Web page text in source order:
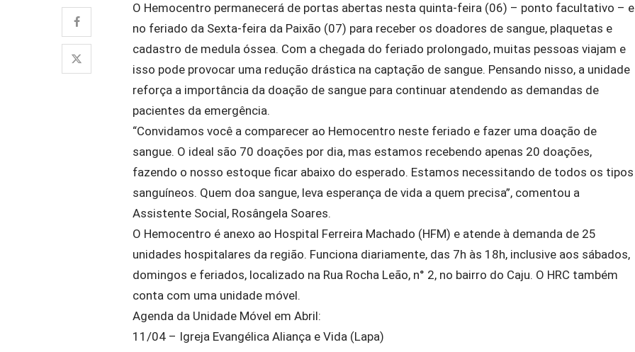
O Hemocentro permanecerá de portas abertas nesta quinta-feira (06) – ponto facultativo – e
no feriado da Sexta-feira da Paixão (07) para receber os doadores de sangue, plaquetas e
cadastro de medula óssea. Com a chegada do feriado prolongado, muitas pessoas viajam e
isso pode provocar uma redução drástica na captação de sangue. Pensando nisso, a unidade
reforça a importância da doação de sangue para continuar atendendo as demandas de
pacientes da emergência.
“Convidamos você a comparecer ao Hemocentro neste feriado e fazer uma doação de
sangue. O ideal são 70 doações por dia, mas estamos recebendo apenas 20 doações,
fazendo o nosso estoque ficar abaixo do esperado. Estamos necessitando de todos os tipos
sanguíneos. Quem doa sangue, leva esperança de vida a quem precisa”, comentou a
Assistente Social, Rosângela Soares.
O Hemocentro é anexo ao Hospital Ferreira Machado (HFM) e atende à demanda de 25
unidades hospitalares da região. Funciona diariamente, das 7h às 18h, inclusive aos sábados,
domingos e feriados, localizado na Rua Rocha Leão, n° 2, no bairro do Caju. O HRC também
conta com uma unidade móvel.
Agenda da Unidade Móvel em Abril:
11/04 – Igreja Evangélica Aliança e Vida (Lapa)